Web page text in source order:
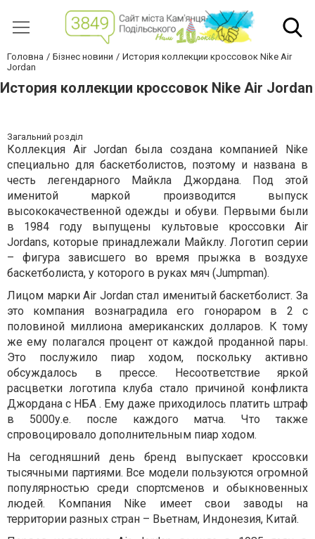
Головна Бізнес новини
История коллекции кроссовок Nike Air
Jordan
История коллекции кроссовок Nike Air Jordan
Загальний розділ
Коллекция Air Jordan была создана компанией Nike
специально для баскетболистов, поэтому и названа в
честь легендарного Майкла Джордана. Под этой
именитой маркой производится выпуск
высококачественной одежды и обуви. Первыми были
в 1984 году выпущены культовые кроссовки Air
Jordans, которые принадлежали Майклу. Логотип серии
– фигура зависшего во время прыжка в воздухе
баскетболиста, у которого в руках мяч (Jumpman).
Лицом марки Air Jordan стал именитый баскетболист. За
это компания вознаградила его гонораром в 2 с
половиной миллиона американских долларов. К тому
же ему полагался процент от каждой проданной пары.
Это послужило пиар ходом, поскольку активно
обсуждалось в прессе. Несоответствие яркой
расцветки логотипа клуба стало причиной конфликта
Джордана с НБА . Ему даже приходилось платить штраф
в 5000у.е. после каждого матча. Что также
спровоцировало дополнительным пиар ходом.
На сегодняшний день бренд выпускает кроссовки
тысячными партиями. Все модели пользуются огромной
популярностью среди спортсменов и обыкновенных
людей. Компания Nike имеет свои заводы на
территории разных стран – Вьетнам, Индонезия, Китай.